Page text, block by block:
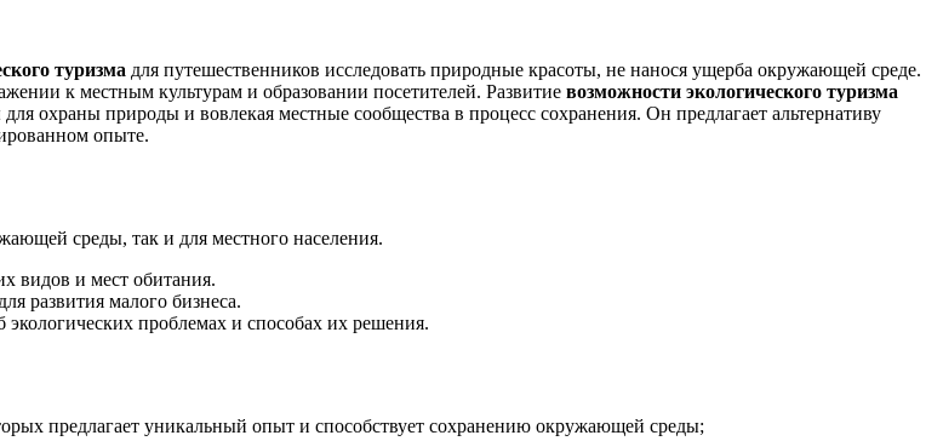
туризма для путешественников исследовать природные красоты, не нанося ущерба окружающей среде.
к местным культурам и образовании посетителей. Развитие возможности экологического туризма
охраны природы и вовлекая местные сообщества в процесс сохранения. Он предлагает альтернативу
опыте.
среды, так и для местного населения.
видов и мест обитания.
развития малого бизнеса.
экологических проблемах и способах их решения.
предлагает уникальный опыт и способствует сохранению окружающей среды;